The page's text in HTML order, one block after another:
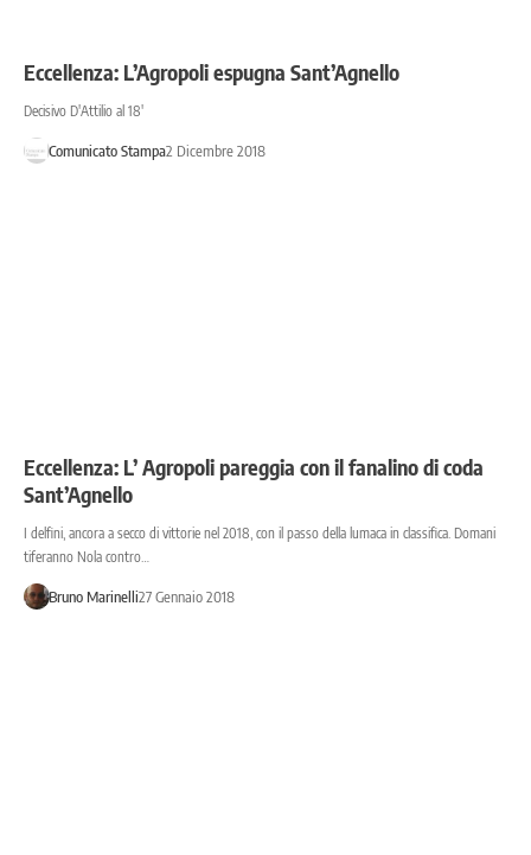
Eccellenza: L’Agropoli espugna Sant’Agnello
Decisivo D'Attilio al 18'
Comunicato Stampa2 Dicembre 2018
Eccellenza: L’ Agropoli pareggia con il fanalino di coda
Sant’Agnello
I delfini, ancora a secco di vittorie nel 2018, con il passo della lumaca in classifica. Domani
tiferanno Nola contro…
Bruno Marinelli27 Gennaio 2018